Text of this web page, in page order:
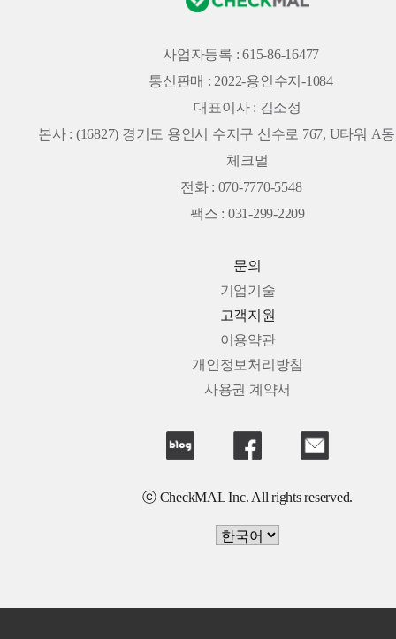
사업자등록 : 615-86-16477
통신판매 : 2022-용인수지-1084
대표이사 : 김소정
본사 : (16827) 경기도 용인시 수지구 신수로 767, U타워 A
체크멀
전화 : 070-7770-5548
팩스 : 031-299-2209
문의
기업기술
고객지원
이용약관
개인정보처리방침
사용권 계약서
ⓒ CheckMAL Inc. All rights reserved.